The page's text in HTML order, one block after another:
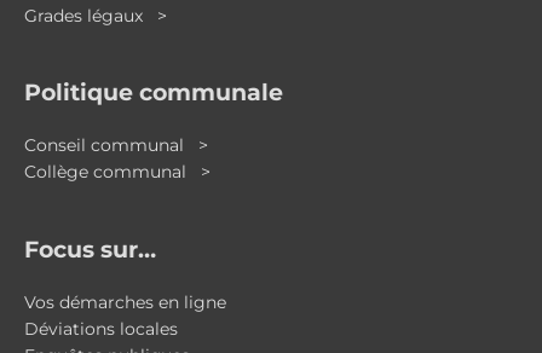
Grades légaux >
Politique communale
Conseil communal >
Collège communal >
Focus sur…
Vos démarches en ligne
Déviations locales